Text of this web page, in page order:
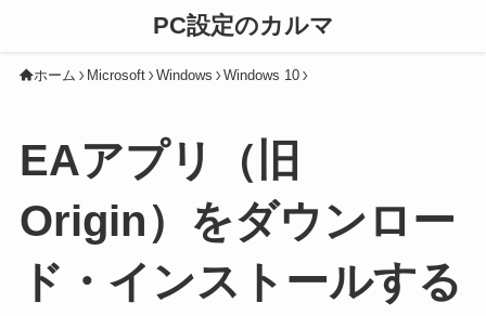
PC設定のカルマ
ホーム Microsoft Windows Windows 10
EAアプリ（旧
Origin）をダウンロー
ド・インストールする